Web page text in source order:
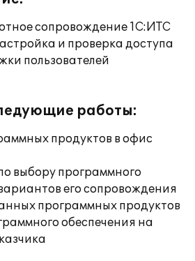
сопровождение 1С:ИТС
и проверка доступа
пользователей
работы:
продуктов в офис
выбору программного
его сопровождения
программных продуктов
обеспечения на